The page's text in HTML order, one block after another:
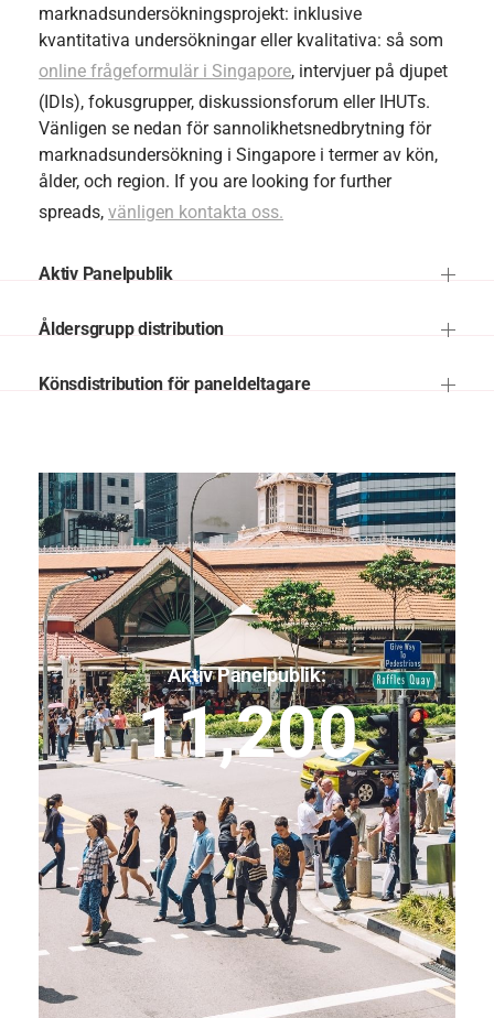
marknadsundersökningsprojekt: inklusive
kvantitativa undersökningar eller kvalitativa: så som
online frågeformulär i Singapore, intervjuer på djupet
(IDIs), fokusgrupper, diskussionsforum eller IHUTs.
Vänligen se nedan för sannolikhetsnedbrytning för
marknadsundersökning i Singapore i termer av kön,
ålder, och region. If you are looking for further
spreads, vänligen kontakta oss.
Aktiv Panelpublik
Åldersgrupp distribution
Könsdistribution för paneldeltagare
Aktiv Panelpublik:
11,200